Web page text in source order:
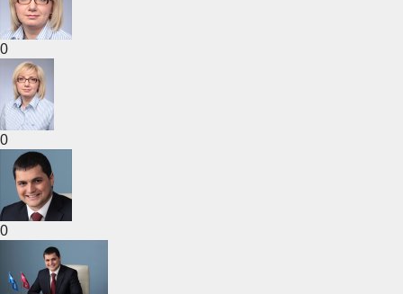
0
0
0